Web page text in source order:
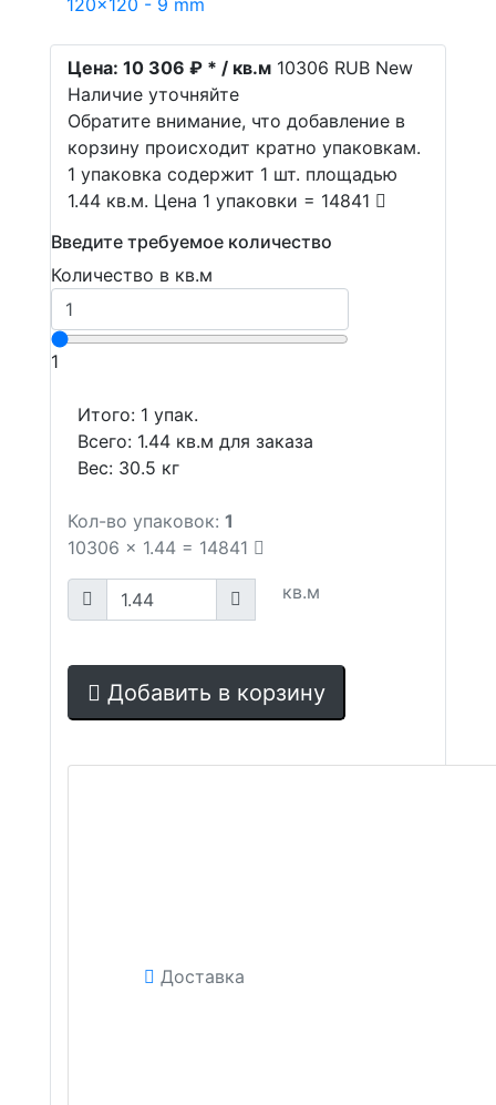
Цена: 10 306 ₽ * / кв.м 10306 RUB New
Наличие уточняйте
Обратите внимание, что добавление в
корзину происходит кратно упаковкам.
1 упаковка содержит 1 шт. площадью
1.44 кв.м. Цена 1 упаковки = 14841
Введите требуемое количество
Количество в кв.м
1
Итого: 1 упак.
Всего: 1.44 кв.м для заказа
Вес: 30.5 кг
Кол-во упаковок: 1
10306 x 1.44 = 14841
кв.м
Добавить в корзину
Доставка